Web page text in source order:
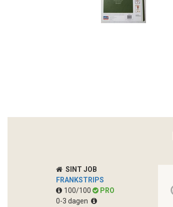
SINT JOB
FRANKSTRIPS
100/100
PRO
0-3 dagen